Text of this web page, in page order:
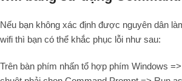
Nếu bạn không xác định được nguyên dân
wifi thì bạn có thể khắc phục lỗi như sau:
Trên bàn phím nhấn tổ hợp phím Windows